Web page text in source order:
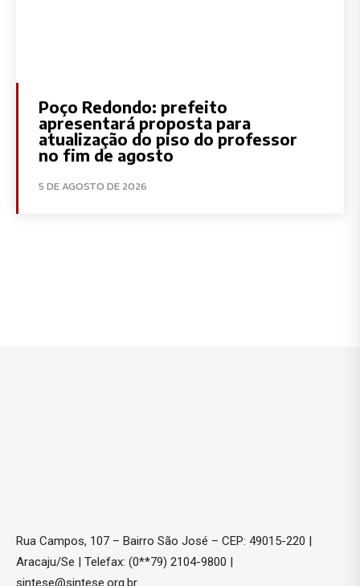
Poço Redondo: prefeito
apresentará proposta para
atualização do piso do professor
no fim de agosto
5 DE AGOSTO DE 2026
Rua Campos, 107 – Bairro São José – CEP: 49015-220 |
Aracaju/Se | Telefax: (0**79) 2104-9800 |
sintese@sintese.org.br